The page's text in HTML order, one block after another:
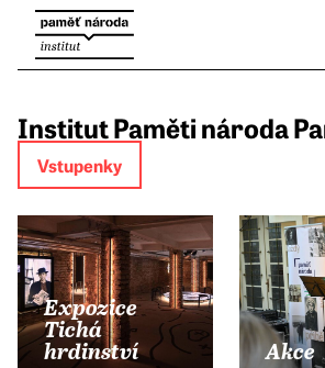
Institut Paměti národa
Vstupenky
Expozice
Tichá
hrdinství Akce